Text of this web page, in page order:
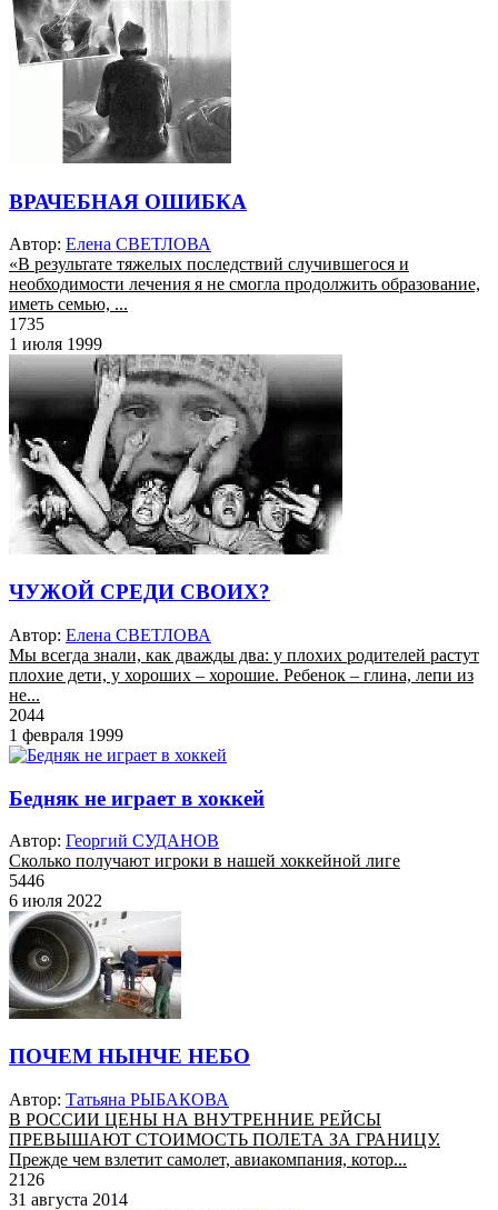
ВРАЧЕБНАЯ ОШИБКА
Автор: Елена СВЕТЛОВА
«В результате тяжелых последствий случившегося и
необходимости лечения я не смогла продолжить образование,
иметь семью, ...
1735
1 июля 1999
ЧУЖОЙ СРЕДИ СВОИХ?
Автор: Елена СВЕТЛОВА
Мы всегда знали, как дважды два: у плохих родителей растут
плохие дети, у хороших – хорошие. Ребенок – глина, лепи из
не...
2044
1 февраля 1999
Бедняк не играет в хоккей
Автор: Георгий СУДАНОВ
Сколько получают игроки в нашей хоккейной лиге
5446
6 июля 2022
ПОЧЕМ НЫНЧЕ НЕБО
Автор: Татьяна РЫБАКОВА
В РОССИИ ЦЕНЫ НА ВНУТРЕННИЕ РЕЙСЫ
ПРЕВЫШАЮТ СТОИМОСТЬ ПОЛЕТА ЗА ГРАНИЦУ.
Прежде чем взлетит самолет, авиакомпания, котор...
2126
31 августа 2014